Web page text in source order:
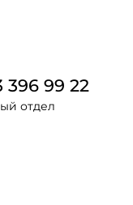
396 99 22
отдел